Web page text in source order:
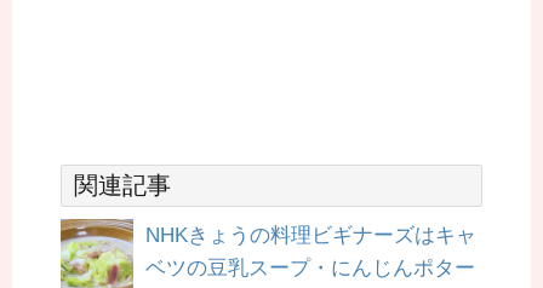
関連記事
NHKきょうの料理ビギナーズはキャ
ベツの豆乳スープ・にんじんポター